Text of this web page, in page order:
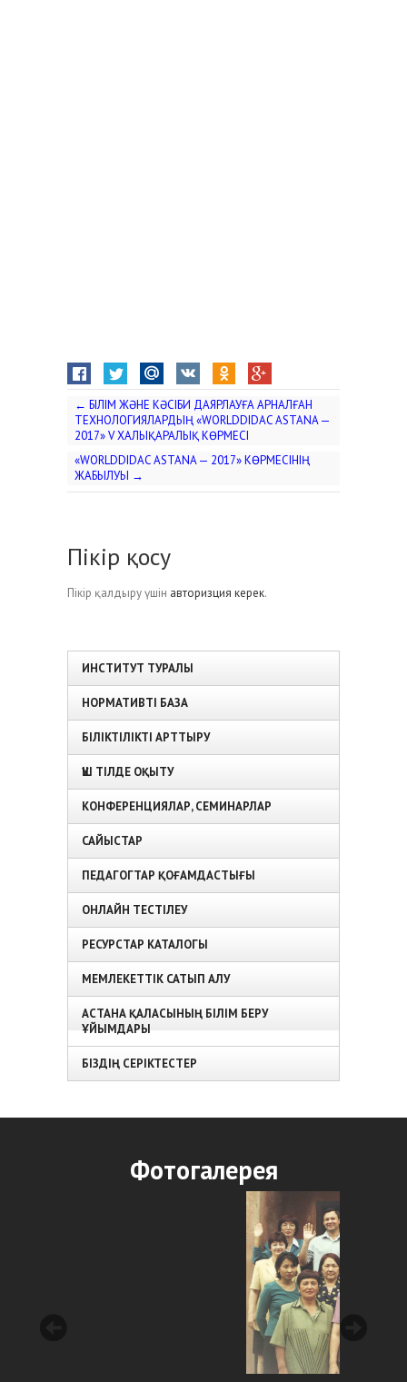
← БІЛІМ ЖӘНЕ КӘСІБИ ДАЯРЛАУҒА АРНАЛҒАН
ТЕХНОЛОГИЯЛАРДЫҢ «WORLDDIDAC ASTANA —
2017» V ХАЛЫҚАРАЛЫҚ КӨРМЕСІ
«WORLDDIDAC ASTANA — 2017» КӨРМЕСІНІҢ
ЖАБЫЛУЫ →
Пікір қосу
Пікір қалдыру үшін авторизция керек.
ИНСТИТУТ ТУРАЛЫ
НОРМАТИВТІ БАЗА
БІЛІКТІЛІКТІ АРТТЫРУ
ҮШ ТІЛДЕ ОҚЫТУ
КОНФЕРЕНЦИЯЛАР, СЕМИНАРЛАР
САЙЫСТАР
ПЕДАГОГТАР ҚОҒАМДАСТЫҒЫ
ОНЛАЙН ТЕСТІЛЕУ
РЕСУРСТАР КАТАЛОГЫ
МЕМЛЕКЕТТІК САТЫП АЛУ
АСТАНА ҚАЛАСЫНЫҢ БІЛІМ БЕРУ
ҰЙЫМДАРЫ
БІЗДІҢ СЕРІКТЕСТЕР
Фотогалерея